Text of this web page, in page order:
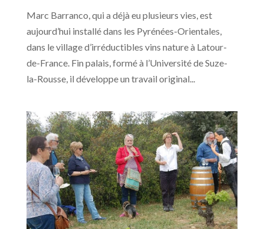
Marc Barranco, qui a déjà eu plusieurs vies, est
aujourd’hui installé dans les Pyrénées-Orientales,
dans le village d’irréductibles vins nature à Latour-
de-France. Fin palais, formé à l’Université de Suze-
la-Rousse, il développe un travail original...